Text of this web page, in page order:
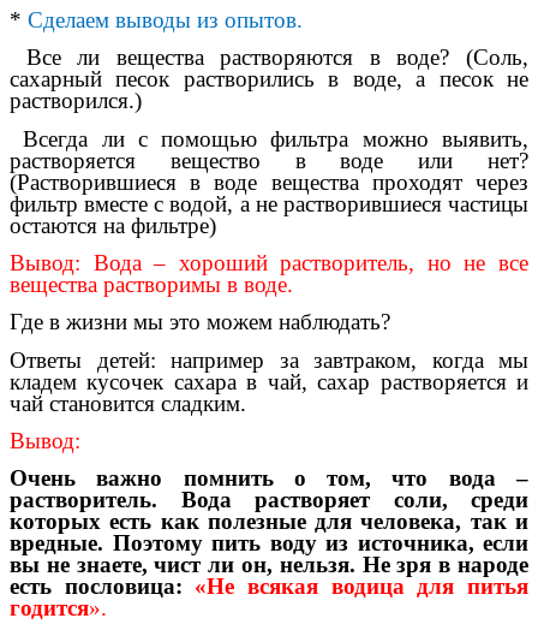
* Сделаем выводы из опытов.
Все ли вещества растворяются в воде? (Соль,
сахарный песок растворились в воде, а песок не
растворился.)
Всегда ли с помощью фильтра можно выявить,
растворяется вещество в воде или нет?
(Растворившиеся в воде вещества проходят через
фильтр вместе с водой, а не растворившиеся частицы
остаются на фильтре)
Вывод: Вода – хороший растворитель, но не все
вещества растворимы в воде.
Где в жизни мы это можем наблюдать?
Ответы детей: например за завтраком, когда мы
кладем кусочек сахара в чай, сахар растворяется и
чай становится сладким.
Вывод:
Очень важно помнить о том, что вода –
растворитель. Вода растворяет соли, среди
которых есть как полезные для человека, так и
вредные. Поэтому пить воду из источника, если
вы не знаете, чист ли он, нельзя. Не зря в народе
есть пословица: «Не всякая водица для питья
годится».